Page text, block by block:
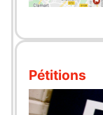
Pétitions